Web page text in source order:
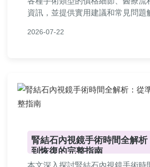
資訊，並提供實用建議和常見問題
2026-07-22
腎結石內視鏡手術時間全解析
到恢復的完整指南
本文深入探討腎結石內視鏡手術時